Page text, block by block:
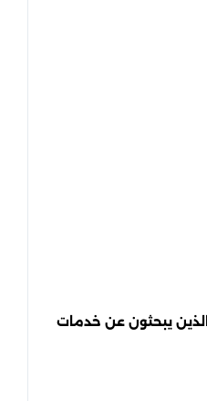
يبحثون عن خدمات